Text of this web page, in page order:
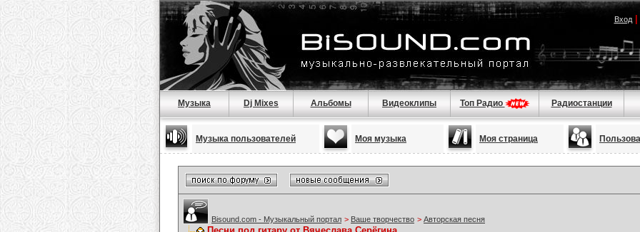
Вход|
Музыка Dj Mixes Альбомы Видеоклипы Топ Радио Радиостанции
Музыка пользователей Моя музыка Моя страница
Bisound.com - Музыкальный портал > Ваше творчество > Авторская песня